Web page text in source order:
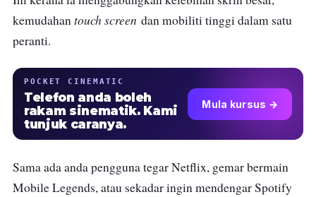
kemudahantouch screen dan mobiliti tinggi dalam satu
peranti.
POCKET CINEMATIC
Telefon anda boleh
rakam sinematik. Kami
tunjuk caranya.
Mula kursus →
Sama ada anda pengguna tegar Netflix, gemar bermain
Mobile Legends, atau sekadar ingin mendengar Spotify